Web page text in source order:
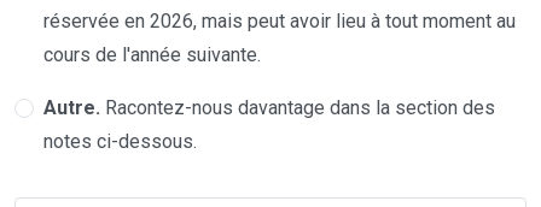
réservée en 2026, mais peut avoir lieu à tout moment au
cours de l'année suivante.
Autre. Racontez-nous davantage dans la section des
notes ci-dessous.